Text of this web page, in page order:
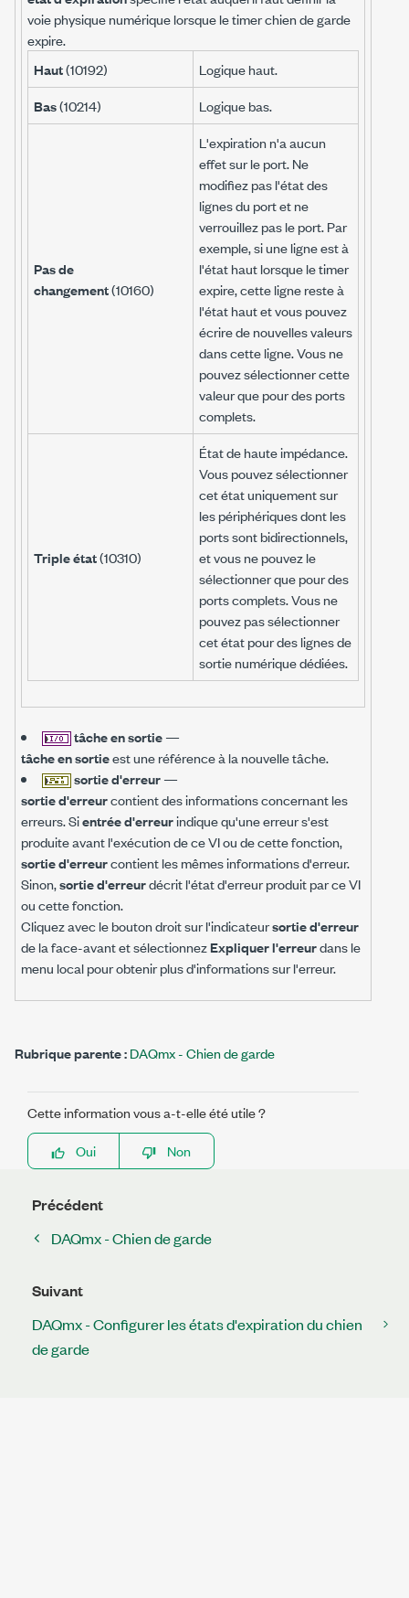
voie physique numérique lorsque le timer chien de garde
expire.
Haut(10192)
Logique haut.
Bas(10214) Logique bas.
Pas de
changement(10160)
L'expiration n'a aucun
effet sur le port. Ne
modifiez pas l'état des
lignes du port et ne
verrouillez pas le port. Par
exemple, si une ligne est à
l'état haut lorsque le timer
expire, cette ligne reste à
l'état haut et vous pouvez
écrire de nouvelles valeurs
dans cette ligne. Vous ne
pouvez sélectionner cette
valeur que pour des ports
complets.
Triple état(10310)
État de haute impédance.
Vous pouvez sélectionner
cet état uniquement sur
les périphériques dont les
ports sont bidirectionnels,
et vous ne pouvez le
sélectionner que pour des
ports complets. Vous ne
pouvez pas sélectionner
cet état pour des lignes de
sortie numérique dédiées.
tâche en sortie—
tâche en sortieest une référence à la nouvelle tâche.
sortie d'erreur—
sortie d'erreurcontient des informations concernant les
erreurs. Sientrée d'erreurindique qu'une erreur s'est
produite avant l'exécution de ce VI ou de cette fonction,
sortie d'erreurcontient les mêmes informations d'erreur.
Sinon,sortie d'erreurdécrit l'état d'erreur produit par ce VI
ou cette fonction.
Cliquez avec le bouton droit sur l'indicateursortie d'erreur
de la face-avant et sélectionnezExpliquer l'erreurdans le
menu local pour obtenir plus d'informations sur l'erreur.
Rubrique parente :DAQmx - Chien de garde
Cette information vous a-t-elle été utile ?
Oui
Non
Précédent
DAQmx - Chien de garde
Suivant
DAQmx - Configurer les états d'expiration du chien
de garde